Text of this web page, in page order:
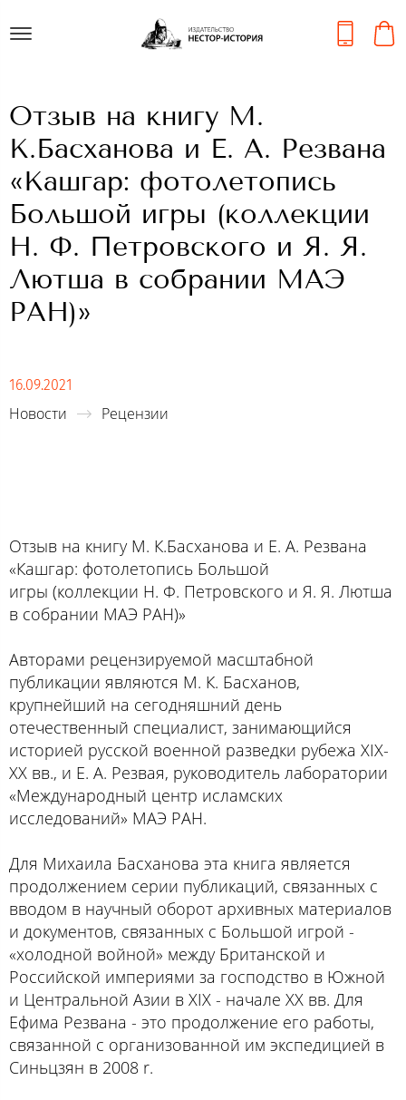
Отзыв на книгу М.
К.Басханова и Е. А. Резвана
«Кашгар: фотолетопись
Большой игры (коллекции
Н. Ф. Петровского и Я. Я.
Лютша в собрании МАЭ
РАН)»
16.09.2021
Новости Рецензии
Отзыв на книгу М. К.Басханова и Е. А. Резвана
«Кашгар: фотолетопись Большой
игры (коллекции Н. Ф. Петровского и Я. Я. Лютша
в собрании МАЭ РАН)»
Авторами рецензируемой масштабной
публикации являются М. К. Басханов,
крупнейший на сегодняшний день
отечественный специалист, занимающийся
историей русской военной разведки рубежа XIX-
XX вв., и Е. А. Резвая, руководитель лаборатории
«Международный центр исламских
исследований» МАЭ РАН.
Для Михаила Басханова эта книга является
продолжением серии публикаций, связанных с
вводом в научный оборот архивных материалов
и документов, связанных с Большой игрой -
«холодной войной» между Британской и
Российской империями за господство в Южной
и Центральной Азии в XIX - начале ХХ вв. Для
Ефима Резвана - это продолжение его работы,
связанной с организованной им экспедицией в
Синьцзян в 2008 r.